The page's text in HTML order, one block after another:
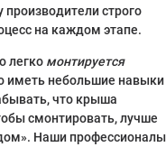
строго
на каждом этапе.
легко монтируется
иметь небольшие навыки
что крыша
смонтировать, лучше
Наши профессионалы